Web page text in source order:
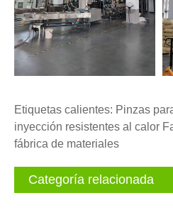
Etiquetas calientes: Pinzas
inyección resistentes al calor
fábrica de materiales
Categoría relacionada